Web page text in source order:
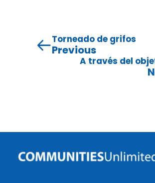
Torneado de grifos
Previous
A través del